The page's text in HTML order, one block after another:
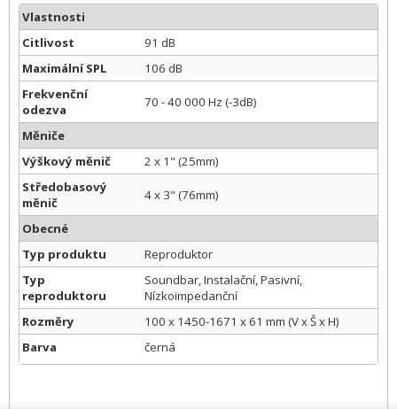
Vlastnosti
Citlivost
91 dB
Maximální SPL
106 dB
Frekvenční
odezva
70 - 40 000 Hz (-3dB)
Měniče
Výškový měnič
2 x 1" (25mm)
Středobasový
měnič
4 x 3" (76mm)
Obecné
Typ produktu
Reproduktor
Typ
reproduktoru
Soundbar, Instalační, Pasivní,
Nízkoimpedanční
Rozměry
100 x 1450-1671 x 61 mm (V x Š x H)
Barva
černá